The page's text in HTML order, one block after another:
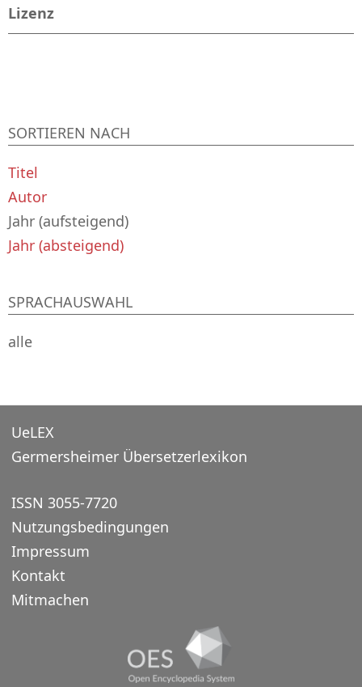
Lizenz
SORTIEREN NACH
Titel
Autor
Jahr (aufsteigend)
Jahr (absteigend)
SPRACHAUSWAHL
alle
UeLEX
Germersheimer Übersetzerlexikon
ISSN 3055-7720
Nutzungsbedingungen
Impressum
Kontakt
Mitmachen